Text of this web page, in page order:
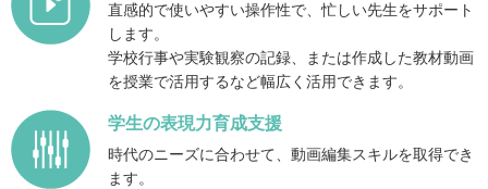
直感的で使いやすい操作性で、忙しい先生をサポート
します。
学校行事や実験観察の記録、または作成した教材動画
を授業で活用するなど幅広く活用できます。
学生の表現力育成支援
時代のニーズに合わせて、動画編集スキルを取得でき
ます。